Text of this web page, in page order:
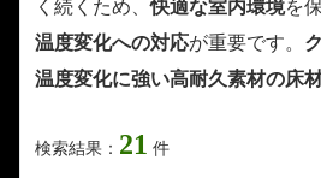
く続くため、快適な室内環境を
温度変化への対応が重要です。
温度変化に強い高耐久素材の床
検索結果： 21 件